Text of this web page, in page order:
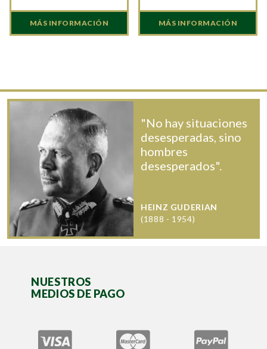
MÁS INFORMACIÓN MÁS INFORMACIÓN
"No hay situaciones
desesperadas, sino
hombres
desesperados".
HEINZ GUDERIAN
(1888 - 1954)
NUESTROS
MEDIOS DE PAGO